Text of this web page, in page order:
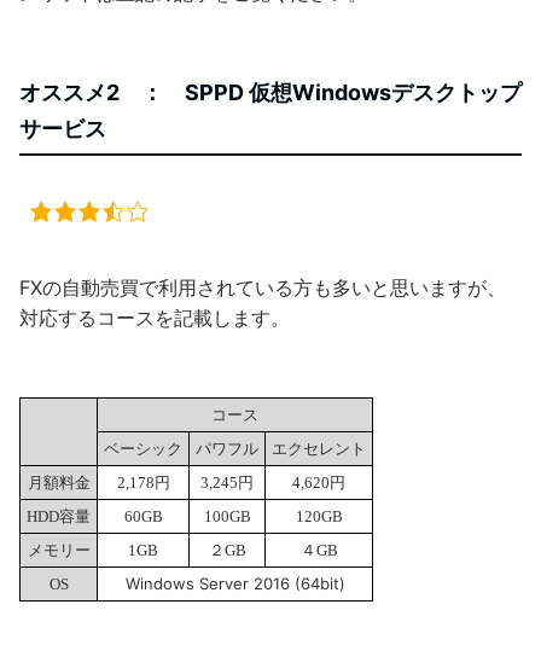
オススメ2 ： SPPD 仮想Windowsデスクトップ
サービス
FXの自動売買で利用されている方も多いと思いますが、
対応するコースを記載します。
コース
ベーシック
パワフル
エクセレント
月額料金
2,178円 3,245円
4,620円
HDD容量
60GB 100GB
120GB
メモリー
1GB ２GB
４GB
OS
Windows Server 2016 (64bit)